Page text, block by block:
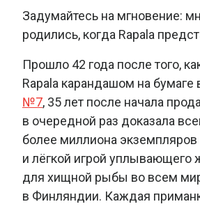
Задумайтесь на мгновение:
родились, когда Rapala
Прошло 42 года после того,
Rapala карандашом на
№7, 35 лет после начала
в очередной раз доказала
более миллиона
и лёгкой игрой уплывающего
для хищной рыбы во всем
в Финляндии. Каждая